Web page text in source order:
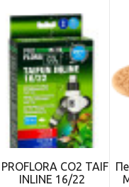
CO2 TAIFUN
INLINE 16/22